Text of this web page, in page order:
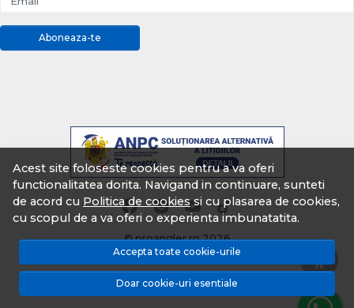
Acest site foloseste cookies pentru a va oferi
functionalitatea dorita. Navigand in continuare, sunteti
de acord cu Politica de cookiessi cu plasarea de cookies,
cu scopul de a va oferi o experienta imbunatatita.
Accepta toate cookie-urile
Doar cookie-uri esentiale
Aboneaza-te
© proangler.ro 2026
Magazin online creat cu MerchantPro